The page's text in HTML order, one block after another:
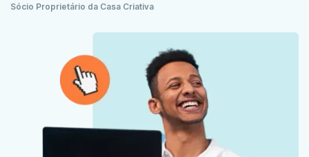
Sócio Proprietário da Casa Criativa